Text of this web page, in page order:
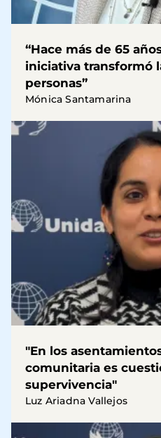
“Hace más de 65
iniciativa transformó
personas”
Mónica Santamarina
"En los
comunitaria es
supervivencia"
Luz Ariadna Vallejos